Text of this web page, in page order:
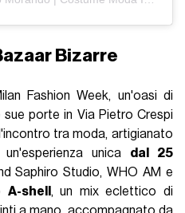
Bizarre
Fashion Week, un'oasi di
porte in Via Pietro Crespi
tra moda, artigianato
unica dal 25
Saphiro Studio, WHO AM ️e
A-shell , un mix eclettico di
a mano, accompagnato da